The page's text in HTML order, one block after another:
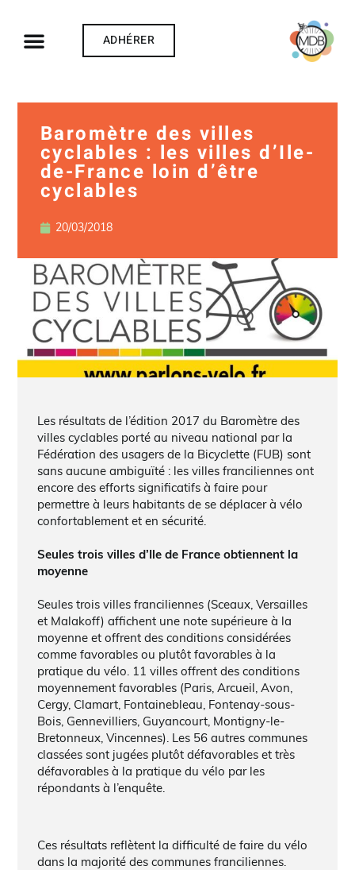
ADHÉRER
Baromètre des villes
cyclables : les villes d’Ile-
de-France loin d’être
cyclables
20/03/2018
Les résultats de l’édition 2017 du Baromètre des
villes cyclables porté au niveau national par la
Fédération des usagers de la Bicyclette (FUB) sont
sans aucune ambiguïté : les villes franciliennes ont
encore des efforts significatifs à faire pour
permettre à leurs habitants de se déplacer à vélo
confortablement et en sécurité.
Seules trois villes d’Ile de France obtiennent la
moyenne
Seules trois villes franciliennes (Sceaux, Versailles
et Malakoff) affichent une note supérieure à la
moyenne et offrent des conditions considérées
comme favorables ou plutôt favorables à la
pratique du vélo. 11 villes offrent des conditions
moyennement favorables (Paris, Arcueil, Avon,
Cergy, Clamart, Fontainebleau, Fontenay-sous-
Bois, Gennevilliers, Guyancourt, Montigny-le-
Bretonneux, Vincennes). Les 56 autres communes
classées sont jugées plutôt défavorables et très
défavorables à la pratique du vélo par les
répondants à l’enquête.
Ces résultats reflètent la difficulté de faire du vélo
dans la majorité des communes franciliennes.